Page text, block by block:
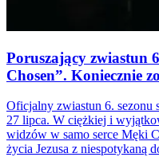
Poruszający zwiastun
Chosen”. Koniecznie
Oficjalny zwiastun 6. sezonu
27 lipca. W ciężkiej i
widzów w samo serce Męki
życia Jezusa z niespotykaną